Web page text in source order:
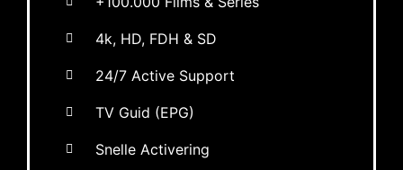
4k, HD, FDH & SD
24/7 Active Support
TV Guid (EPG)
Snelle Activering